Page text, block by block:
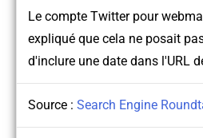
Le compte Twitter pour
expliqué que cela ne posait
d'inclure une date dans l'URL
Source : Search Engine